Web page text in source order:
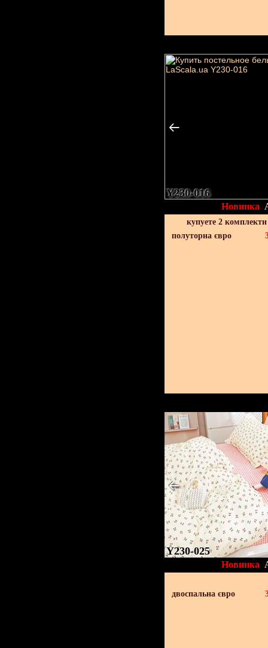
Y230-016
Новинка
купуете 2
полуторна євро
Y230-025
Новинка
двоспальна євро